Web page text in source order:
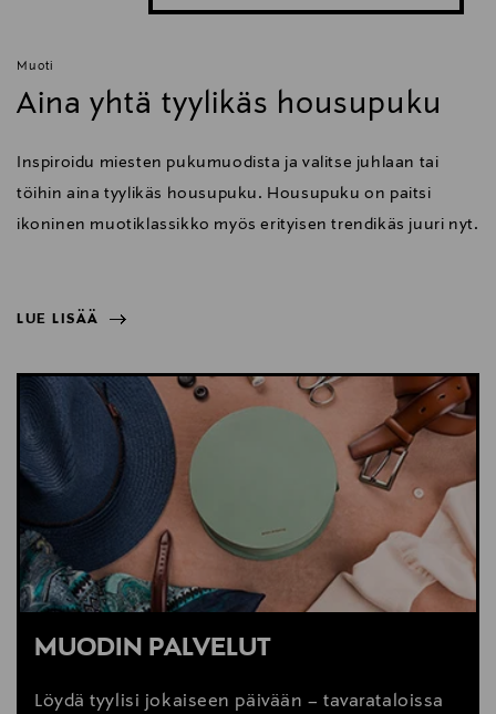
Muoti
Aina yhtä tyylikäs housupuku
Inspiroidu miesten pukumuodista ja valitse juhlaan tai
töihin aina tyylikäs housupuku. Housupuku on paitsi
ikoninen muotiklassikko myös erityisen trendikäs juuri nyt.
LUE LISÄÄ
LUE LISÄÄ
MUODIN PALVELUT
Löydä tyylisi jokaiseen päivään – tavarataloissa